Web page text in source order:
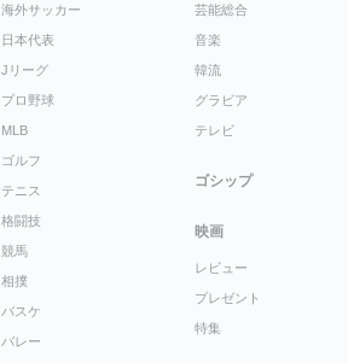
海外サッカー
日本代表
Jリーグ
プロ野球
MLB
ゴルフ
テニス
格闘技
競馬
相撲
バスケ
バレー
芸能総合
音楽
韓流
グラビア
テレビ
ゴシップ
映画
レビュー
プレゼント
特集